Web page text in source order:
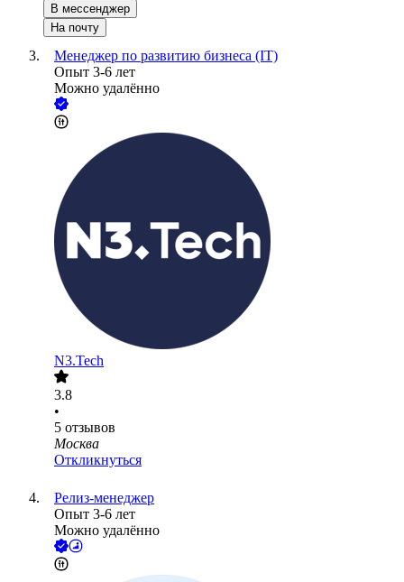
В мессенджер
На почту
Менеджер по развитию бизнеса (IT)
Опыт 3-6 лет
Можно удалённо
N3.Tech
3.8
•
5 отзывов
Москва
Откликнуться
Релиз-менеджер
Опыт 3-6 лет
Можно удалённо